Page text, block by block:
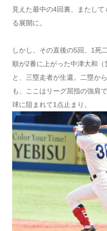
見えた最中の4回裏、またし
る展開に。
しかし、その直後の5回、1死
順が2番に上がった中津大和
と、三塁走者が生還。二塁か
も、ここはリーグ屈指の強肩
球に阻まれて1点止まり。